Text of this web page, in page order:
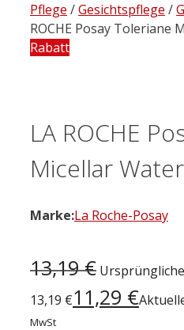
Pflege /Gesichtspflege /
ROCHE Posay Toleriane
Rabatt
LA ROCHE
Micellar
Marke:La Roche-Posay
13,19€
13,19 €11,29 €
MwSt